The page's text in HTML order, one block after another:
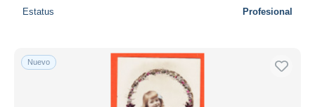
Estatus Profesional
Nuevo